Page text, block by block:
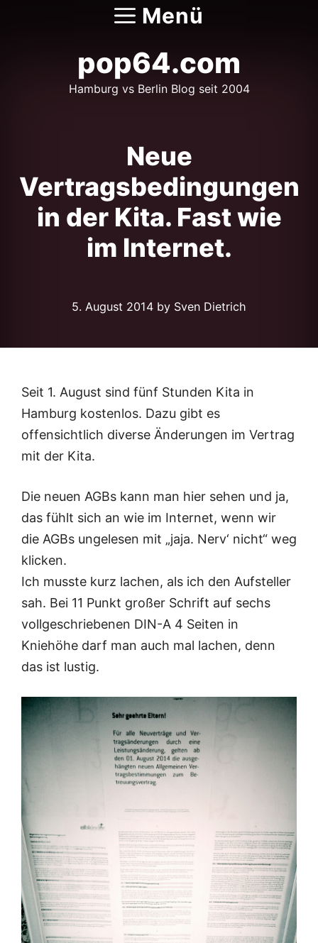
Menü
pop64.com
Hamburg vs Berlin Blog seit 2004
Neue
Vertragsbedingungen
in der Kita. Fast wie
im Internet.
5. August 2014 by Sven Dietrich
Seit 1. August sind fünf Stunden Kita in
Hamburg kostenlos. Dazu gibt es
offensichtlich diverse Änderungen im Vertrag
mit der Kita.
Die neuen AGBs kann man hier sehen und ja,
das fühlt sich an wie im Internet, wenn wir
die AGBs ungelesen mit „jaja. Nerv‘ nicht“ weg
klicken.
Ich musste kurz lachen, als ich den Aufsteller
sah. Bei 11 Punkt großer Schrift auf sechs
vollgeschriebenen DIN-A 4 Seiten in
Kniehöhe darf man auch mal lachen, denn
das ist lustig.